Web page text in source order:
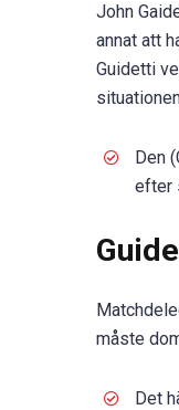
John
annat att
Guidetti
Den
efter
måste
Det